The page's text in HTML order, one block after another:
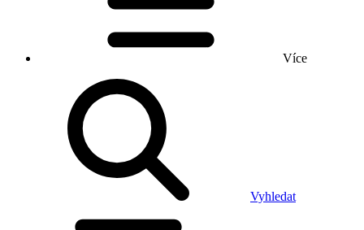
Více
Vyhledat